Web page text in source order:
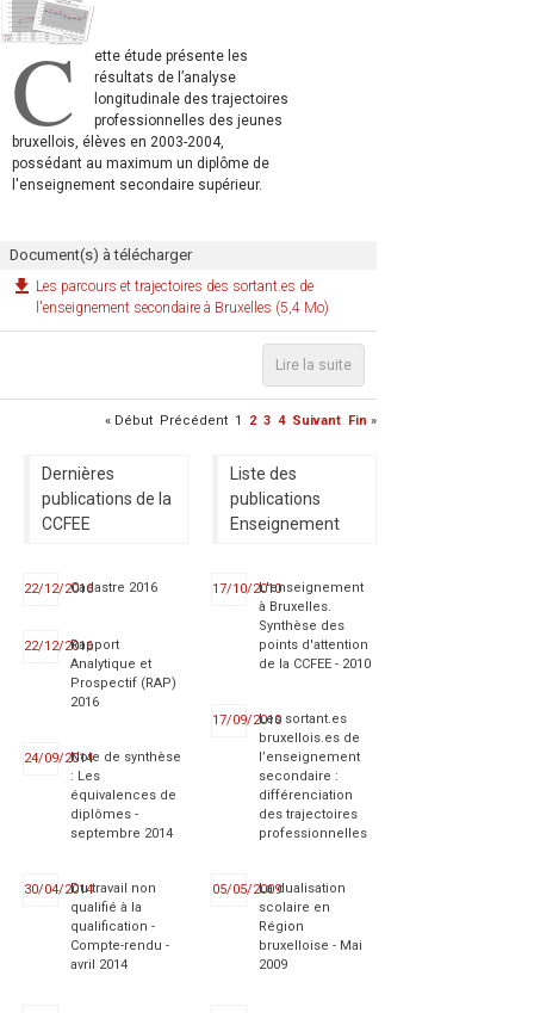
C
ette étude présente les
résultats de l’analyse
longitudinale des trajectoires
professionnelles des jeunes
bruxellois, élèves en 2003-2004,
possédant au maximum un diplôme de
l'enseignement secondaire supérieur.
Document(s) à télécharger
Les parcours et trajectoires des sortant.es de
l'enseignement secondaire à Bruxelles (5,4 Mo)
Lire la suite
« Début Précédent 1 2 3 4 Suivant Fin »
Dernières
publications de la
CCFEE
22/12/2016Cadastre 2016
22/12/2016Rapport
Analytique et
Prospectif (RAP)
2016
24/09/2014Note de synthèse
: Les
équivalences de
diplômes -
septembre 2014
30/04/2014Du travail non
qualifié à la
qualification -
Compte-rendu -
avril 2014
Liste des
publications
Enseignement
17/10/2010L'enseignement
à Bruxelles.
Synthèse des
points d'attention
de la CCFEE - 2010
17/09/2010Les sortant.es
bruxellois.es de
l’enseignement
secondaire :
différenciation
des trajectoires
professionnelles
05/05/2009La dualisation
scolaire en
Région
bruxelloise - Mai
2009